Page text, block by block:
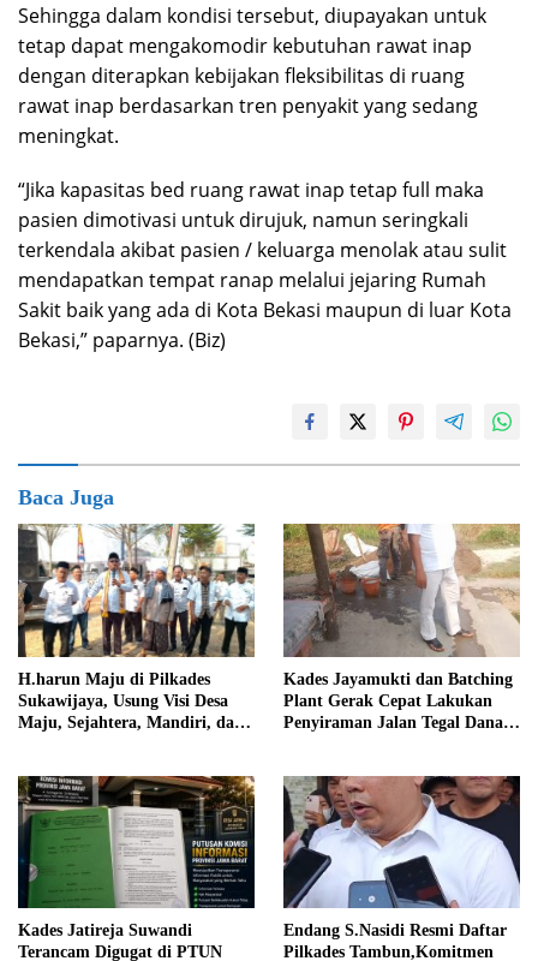
Sehingga dalam kondisi tersebut, diupayakan untuk
tetap dapat mengakomodir kebutuhan rawat inap
dengan diterapkan kebijakan fleksibilitas di ruang
rawat inap berdasarkan tren penyakit yang sedang
meningkat.
“Jika kapasitas bed ruang rawat inap tetap full maka
pasien dimotivasi untuk dirujuk, namun seringkali
terkendala akibat pasien / keluarga menolak atau sulit
mendapatkan tempat ranap melalui jejaring Rumah
Sakit baik yang ada di Kota Bekasi maupun di luar Kota
Bekasi,” paparnya. (Biz)
Baca Juga
H.harun Maju di Pilkades
Sukawijaya, Usung Visi Desa
Maju, Sejahtera, Mandiri, dan
Kades Jayamukti dan Batching
Plant Gerak Cepat Lakukan
Penyiraman Jalan Tegal Danas
Kades Jatireja Suwandi
Terancam Digugat di PTUN
Endang S.Nasidi Resmi Daftar
Pilkades Tambun,Komitmen